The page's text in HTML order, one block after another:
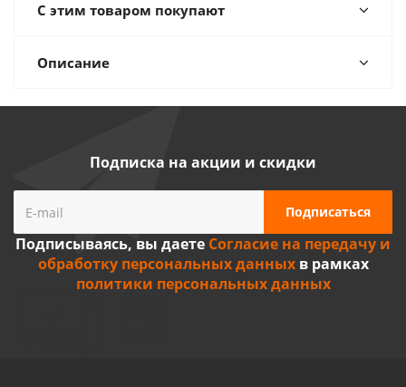
С этим товаром покупают
Описание
Подписка на акции и скидки
Подписываясь, вы даете Согласие на передачу и
обработку персональных данныхв рамках
политики персональных данных